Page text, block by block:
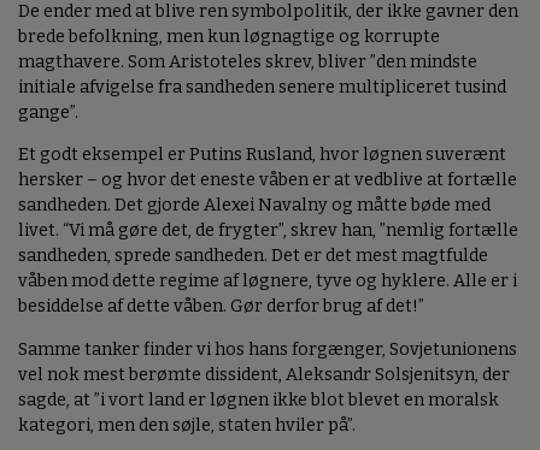
De ender med at blive ren symbolpolitik, der ikke gavner den
brede befolkning, men kun løgnagtige og korrupte
magthavere. Som Aristoteles skrev, bliver ”den mindste
initiale afvigelse fra sandheden senere multipliceret tusind
gange”.
Et godt eksempel er Putins Rusland, hvor løgnen suverænt
hersker – og hvor det eneste våben er at vedblive at fortælle
sandheden. Det gjorde Alexei Navalny og måtte bøde med
livet. “Vi må gøre det, de frygter”, skrev han, ”nemlig fortælle
sandheden, sprede sandheden. Det er det mest magtfulde
våben mod dette regime af løgnere, tyve og hyklere. Alle er i
besiddelse af dette våben. Gør derfor brug af det!”
Samme tanker finder vi hos hans forgænger, Sovjetunionens
vel nok mest berømte dissident, Aleksandr Solsjenitsyn, der
sagde, at ”i vort land er løgnen ikke blot blevet en moralsk
kategori, men den søjle, staten hviler på”.